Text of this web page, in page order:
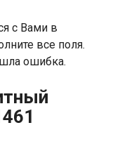
с Вами в
все поля.
ошибка.